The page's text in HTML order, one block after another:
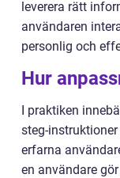
leverera rätt
användaren
personlig och
Hur
I praktiken
steg-
erfarna
en användare